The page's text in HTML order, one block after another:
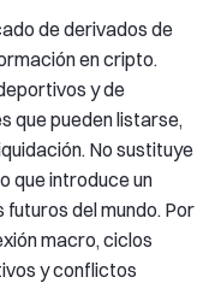
de derivados de
en cripto.
y de
que pueden listarse,
No sustituye
que introduce un
del mundo. Por
macro, ciclos
y conflictos